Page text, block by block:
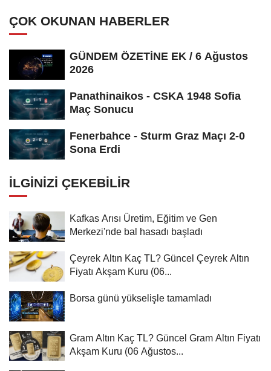
ÇOK OKUNAN HABERLER
GÜNDEM ÖZETİNE EK / 6 Ağustos
2026
Panathinaikos - CSKA 1948 Sofia
Maç Sonucu
Fenerbahce - Sturm Graz Maçı 2-0
Sona Erdi
İLGINIZI ÇEKEBILIR
Kafkas Arısı Üretim, Eğitim ve Gen
Merkezi'nde bal hasadı başladı
Çeyrek Altın Kaç TL? Güncel Çeyrek Altın
Fiyatı Akşam Kuru (06...
Borsa günü yükselişle tamamladı
Gram Altın Kaç TL? Güncel Gram Altın Fiyatı
Akşam Kuru (06 Ağustos...